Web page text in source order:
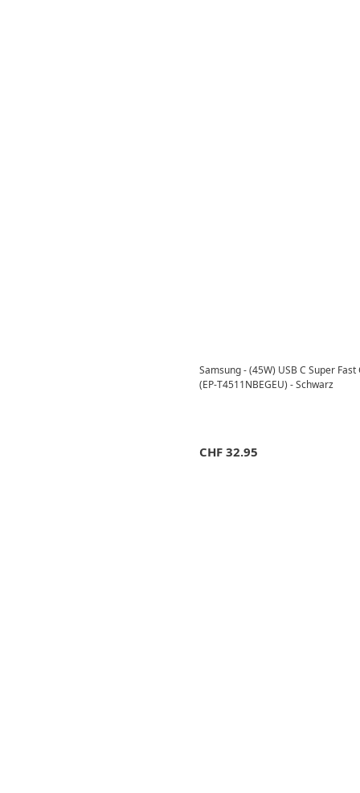
Samsung - (45W) USB C Super
(EP-T4511NBEGEU) - Schwarz
CHF 32.95